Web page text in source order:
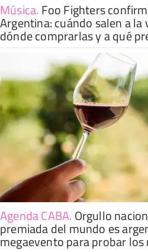
Música. Foo Fighters
Argentina: cuándo salen a la
dónde comprarlas y a qué
Agenda CABA. Orgullo
premiada del mundo es
megaevento para probar